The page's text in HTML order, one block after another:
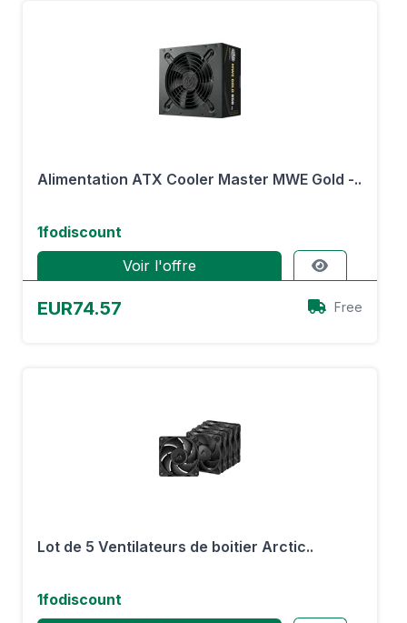
Alimentation ATX Cooler Master MWE Gold -..
1fodiscount
Voir l'offre
EUR74.57 Free
Lot de 5 Ventilateurs de boitier Arctic..
1fodiscount